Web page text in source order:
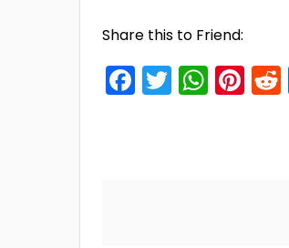
Share this to Friend:
Facebook
Twitter